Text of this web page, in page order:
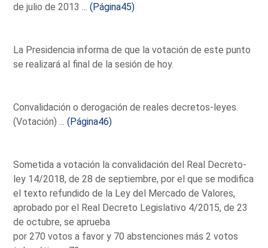
de julio de 2013 ...(Página45)
La Presidencia informa de que la votación de este punto
se realizará al final de la sesión de hoy.
Convalidación o derogación de reales decretos-leyes.
(Votación) ...(Página46)
Sometida a votación la convalidación del Real Decreto-
ley 14/2018, de 28 de septiembre, por el que se modifica
el texto refundido de la Ley del Mercado de Valores,
aprobado por el Real Decreto Legislativo 4/2015, de 23
de octubre, se aprueba
por 270 votos a favor y 70 abstenciones más 2 votos